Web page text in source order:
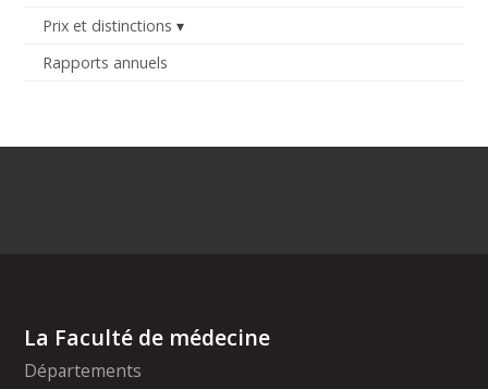
Prix et distinctions
Rapports annuels
La Faculté de médecine
Départements